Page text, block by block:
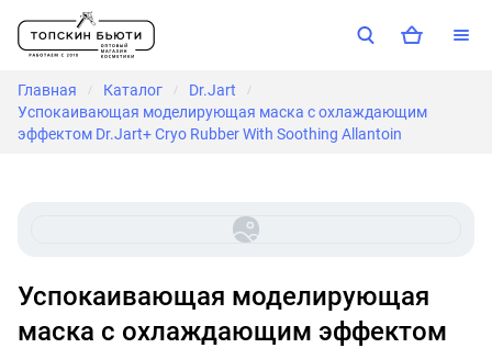
Главная / Каталог / Dr.Jart /
Успокаивающая моделирующая маска с охлаждающим
эффектом Dr.Jart+ Cryo Rubber With Soothing Allantoin
Успокаивающая моделирующая
маска с охлаждающим эффектом